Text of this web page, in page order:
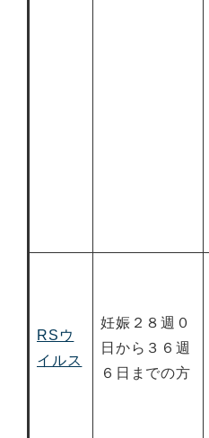
RSウ
イルス
妊娠２８週０
日から３６週
６日までの方